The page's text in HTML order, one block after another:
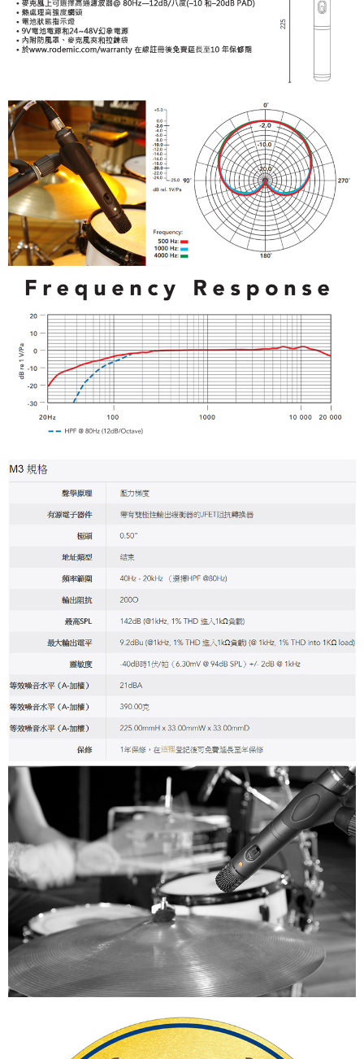
３．未成年的使用者請事先徵得法定代理人或監護人之同意方可使用
「AFTEE先享後付」，若未經同意申辦者引起之損失，本公司不負相關責
任。
４．使用「AFTEE先享後付」時，將依據個別帳號之用戶狀況，依本公司即
恩沛科技股份有限公司將有權停止該用戶之使用額度並採取法律行動。